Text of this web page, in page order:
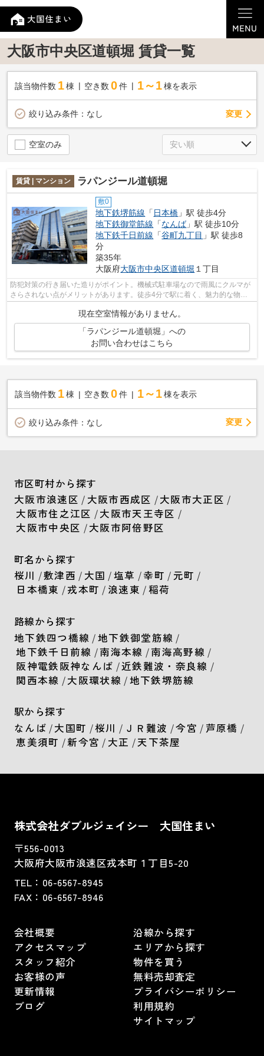
大阪市中央区道頓堀 賃貸一覧
該当物件数 1棟 空き数 0 件 1～1 棟を表示
絞り込み条件： なし 変更
空室のみ
賃貸 | マンション ラパンジール道頓堀
敷0
地下鉄堺筋線 「日本橋 」駅 徒歩4分
地下鉄御堂筋線 「なんば」駅 徒歩10分
地下鉄千日前線 「谷町九丁目 」駅 徒歩8
分
築35年
大阪府大阪市中央区道頓堀 １丁目
防犯対策の行き届いた造りがポイント。機械式駐車場なので雨風にクルマが
さらされない点がメリットがあります。徒歩4分で駅に着く、魅力的な物件
となっており、好評です。『ラパンジー...
現在空室情報がありません。
「ラパンジール道頓堀」への
お問い合わせはこちら
該当物件数 1棟 空き数 0 件 1～1 棟を表示
絞り込み条件： なし 変更
市区町村から探す
大阪市浪速区 / 大阪市西成区 /大阪市大正区 /
大阪市住之江区 /大阪市天王寺区 /
大阪市中央区 /大阪市阿倍野区
町名から探す
桜川 /敷津西 / 大国 /塩草 /幸町 / 元町 /
日本橋東 /戎本町 / 浪速東 /稲荷
路線から探す
地下鉄四つ橋線 /地下鉄御堂筋線 /
地下鉄千日前線 /南海本線 /南海高野線 /
阪神電鉄阪神なんば /近鉄難波・奈良線 /
関西本線 /大阪環状線 /地下鉄堺筋線
駅から探す
なんば /大国町 /桜川 / ＪＲ難波 /今宮 / 芦原橋 /
恵美須町 /新今宮 / 大正 /天下茶屋
株式会社ダブルジェイシー 大国住まい
〒556-0013
大阪府大阪市浪速区戎本町１丁目5-20
TEL： 06-6567-8945
FAX：06-6567-8946
会社概要
アクセスマップ
スタッフ紹介
お客様の声
更新情報
ブログ
沿線から探す
エリアから探す
物件を買う
無料売却査定
プライバシーポリシー
利用規約
サイトマップ